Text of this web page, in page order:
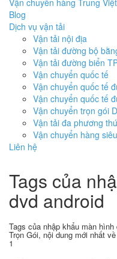
Vận chuyển hàng Trung Việt
Blog
Dịch vụ vận tải
Vận tải nội địa
Vận tải đường bộ
Vận tải đường biển
Vận chuyển quốc tế
Vận chuyển quốc tế
Vận chuyển quốc tế
Vận chuyển trọn gói
Vận tải đa phương
Vận chuyển hàng
Liên hệ
Tags của
dvd android
Tags của nhập khẩu màn
Trọn Gói, nội dung mới nhất
1